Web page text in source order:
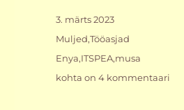
Postitatud
3. märts 2023
Rubriigid
Muljed,Tööasjad
Sildid
Enya,ITSPEA,musa
ITSPEA
kohta on 4 kommentaari